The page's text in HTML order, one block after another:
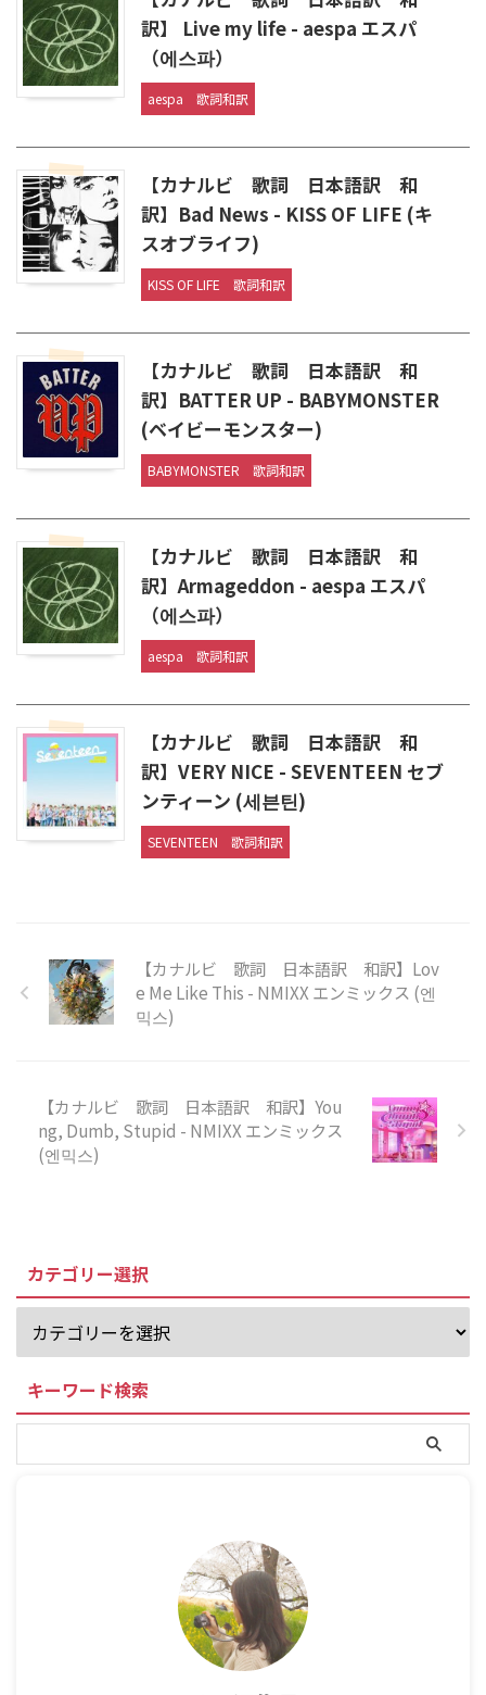
訳】 Live my life - aespa エスパ
（에스파）
aespa 歌詞和訳
【カナルビ 歌詞 日本語訳 和
訳】Bad News - KISS OF LIFE (キ
スオブライフ)
KISS OF LIFE 歌詞和訳
【カナルビ 歌詞 日本語訳 和
訳】BATTER UP - BABYMONSTER
(ベイビーモンスター)
BABYMONSTER 歌詞和訳
【カナルビ 歌詞 日本語訳 和
訳】Armageddon - aespa エスパ
（에스파）
aespa 歌詞和訳
【カナルビ 歌詞 日本語訳 和
訳】VERY NICE - SEVENTEEN セブ
ンティーン (세븐틴)
SEVENTEEN 歌詞和訳
【カナルビ 歌詞 日本語訳 和訳】Lov
e Me Like This - NMIXX エンミックス (엔
믹스)
【カナルビ 歌詞 日本語訳 和訳】You
ng, Dumb, Stupid - NMIXX エンミックス
(엔믹스)
カテゴリー選択
キーワード検索